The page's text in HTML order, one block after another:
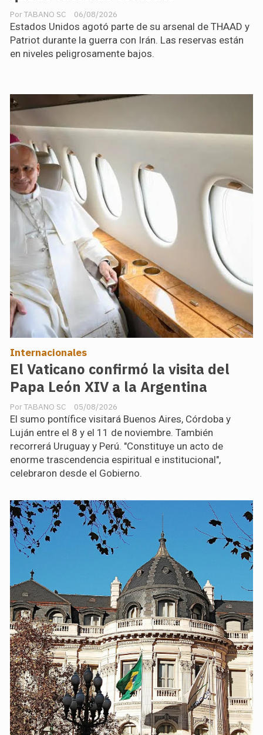
TABANO SC 06/08/2026
Estados Unidos agotó parte de su arsenal de THAAD y
Patriot durante la guerra con Irán. Las reservas están
en niveles peligrosamente bajos.
El Vaticano confirmó la visita del
Papa León XIV a la Argentina
TABANO SC
Internacionales
05/08/2026
El sumo pontífice visitará Buenos Aires, Córdoba y
Luján entre el 8 y el 11 de noviembre. También
recorrerá Uruguay y Perú. "Constituye un acto de
enorme trascendencia espiritual e institucional",
celebraron desde el Gobierno.